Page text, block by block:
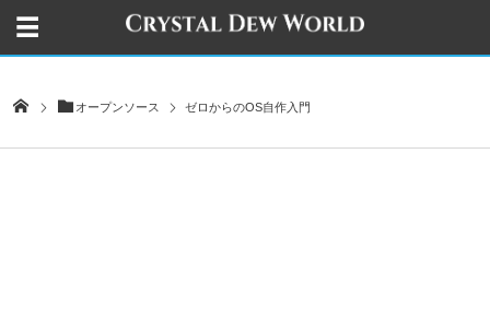
オープンソース ゼロからのOS自作入門